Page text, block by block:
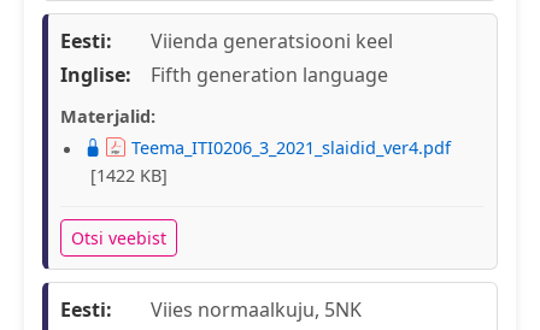
Eesti:
Viienda generatsiooni keel
Inglise:
Fifth generation language
Materjalid:
Teema_ITI0206_3_2021_slaidid_ver4.pdf
[1422 KB]
Otsi veebist
Eesti:
Viies normaalkuju, 5NK